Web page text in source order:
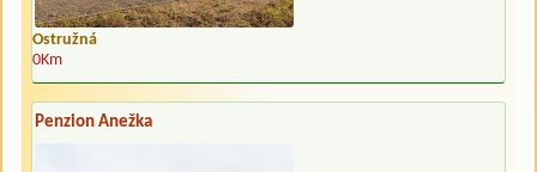
Ostružná
0Km
Penzion Anežka